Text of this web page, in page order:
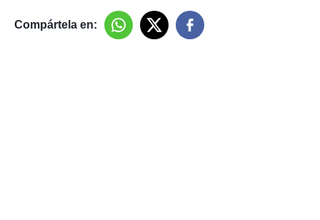
Compártela en: